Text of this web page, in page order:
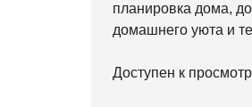
планировка дома,
домашнего уюта и
Доступен к